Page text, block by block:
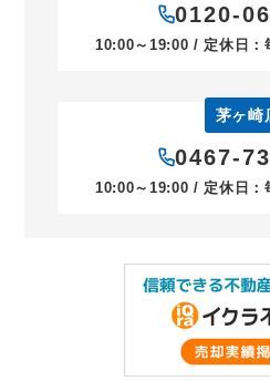
0120-
10:00～19:00 / 定休日：
茅ヶ崎
0467-
10:00～19:00 / 定休日：